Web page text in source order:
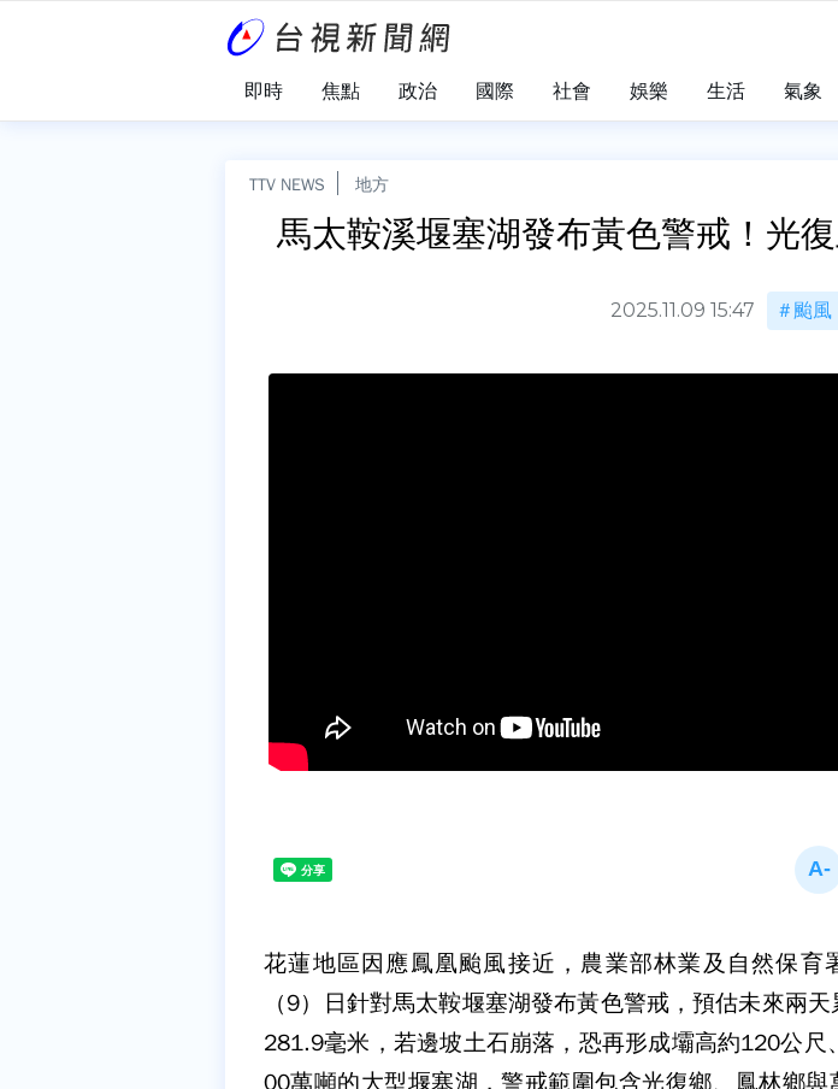
即時 焦點 政治 國際 社會 娛樂 生活 氣象
TTV NEWS 地方
馬太鞍溪堰塞湖發布黃色警戒！光
2025.11.09 15:47 颱風
花蓮地區因應鳳凰颱風接近，農業部林業及自然保育
（9）日針對馬太鞍堰塞湖發布黃色警戒，預估未來兩
281.9毫米，若邊坡土石崩落，恐再形成壩高約120公尺
00萬噸的大型堰塞湖，警戒範圍包含光復鄉、鳳林鄉與